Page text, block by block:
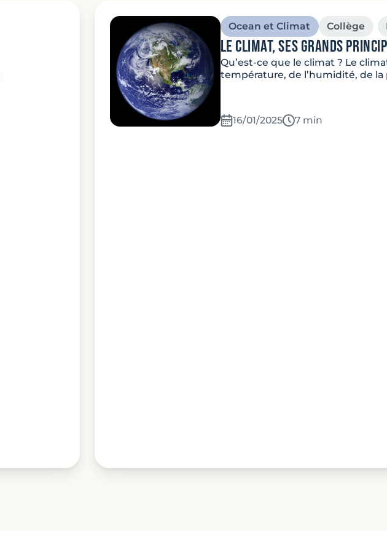
Ocean et Climat Collège
Le climat, ses grands
Qu’est-ce que le climat ? Le
température, de l’humidité, de la
16/01/2025 Temps de lecture:
7 min